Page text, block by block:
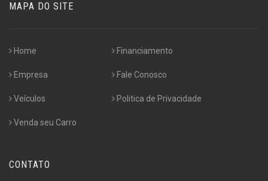
MAPA DO SITE
Home
Empresa
Veículos
Venda seu Carro
Financiamento
Fale Conosco
Politica de Privacidade
CONTATO